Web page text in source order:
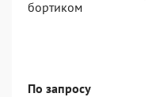
бортиком
По запросу